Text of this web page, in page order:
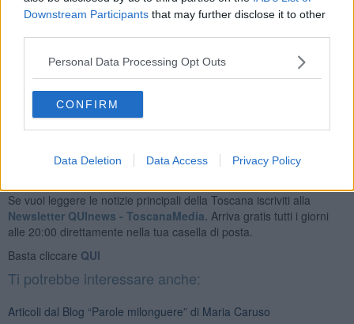
Downstream Participants that may further disclose it to other
Personal Data Processing Opt Outs
CONFIRM
Data Deletion Data Access Privacy Policy
Maria Caruso
Se vuoi leggere le notizie principali dell'isola d'Elba iscriviti alla
Newsletter QUInews ELBA.Arriva gratis tutti i giorni alle 7:00 del
Basta cliccare QUI
Se vuoi leggere le notizie principali della Toscana iscriviti alla
Newsletter QUInews - ToscanaMedia. Arriva gratis tutti i giorni
alle 20:00 direttamente nella tua casella di posta.
Basta cliccare QUI
Ti potrebbe interessare anche:
Articoli dal Blog “Parole milonguere” di Maria Caruso